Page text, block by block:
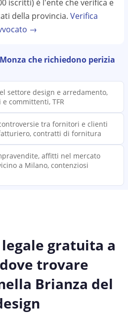
iscritti) è l'ente che verifica e
della provincia. Verifica
→
Monza che richiedono perizia
settore design e arredamento,
committenti, TFR
tra fornitori e clienti
contratti di fornitura
affitti nel mercato
a Milano, contenziosi
gratuita a
trovare
Brianza del